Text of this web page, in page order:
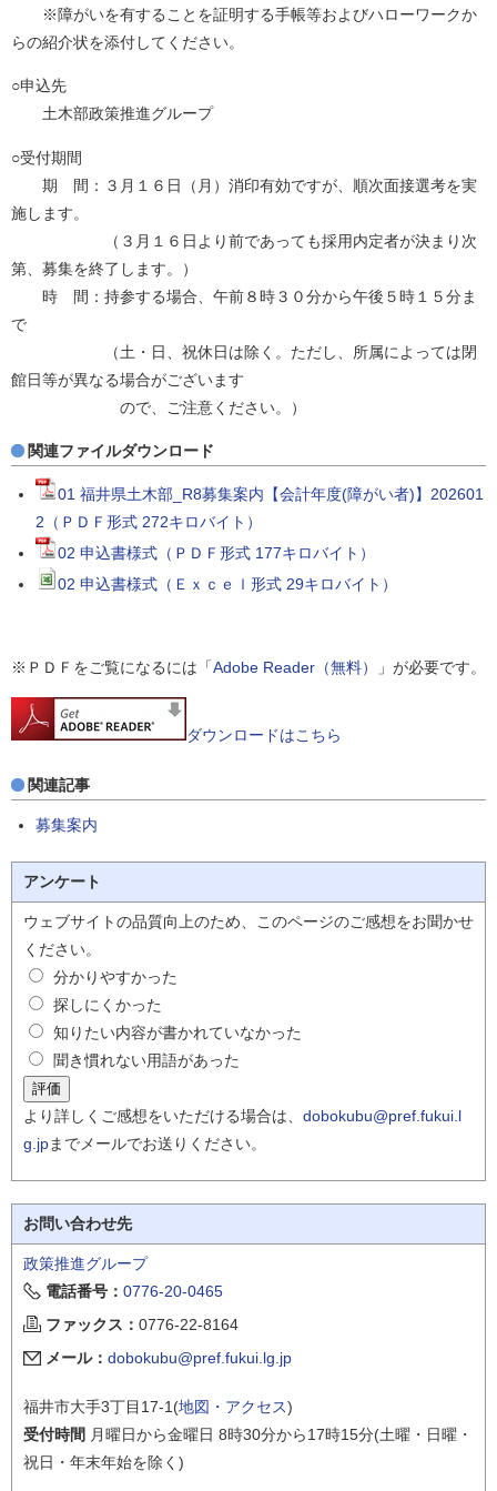
※障がいを有することを証明する手帳等およびハローワークか
らの紹介状を添付してください。
○申込先
土木部政策推進グループ
○受付期間
期 間：３月１６日（月）消印有効ですが、順次面接選考を実
施します。
（３月１６日より前であっても採用内定者が決まり次
第、募集を終了します。）
時 間：持参する場合、午前８時３０分から午後５時１５分ま
で
（土・日、祝休日は除く。ただし、所属によっては閉
館日等が異なる場合がございます
ので、ご注意ください。）
関連ファイルダウンロード
01 福井県土木部_R8募集案内【会計年度(障がい者)】202601
2（ＰＤＦ形式 272キロバイト）
02 申込書様式（ＰＤＦ形式 177キロバイト）
02 申込書様式（Ｅｘｃｅｌ形式 29キロバイト）
※ＰＤＦをご覧になるには「Adobe Reader（無料） 」が必要です。
ダウンロードはこちら
関連記事
募集案内
アンケート
ウェブサイトの品質向上のため、このページのご感想をお聞かせ
ください。
分かりやすかった
探しにくかった
知りたい内容が書かれていなかった
聞き慣れない用語があった
より詳しくご感想をいただける場合は、 dobokubu@pref.fukui.l
g.jpまでメールでお送りください。
お問い合わせ先
政策推進グループ
電話番号： 0776-20-0465
ファックス： 0776-22-8164
メール： dobokubu@pref.fukui.lg.jp
福井市大手3丁目17-1(地図・アクセス)
受付時間 月曜日から金曜日 8時30分から17時15分(土曜・日曜・
祝日・年末年始を除く)